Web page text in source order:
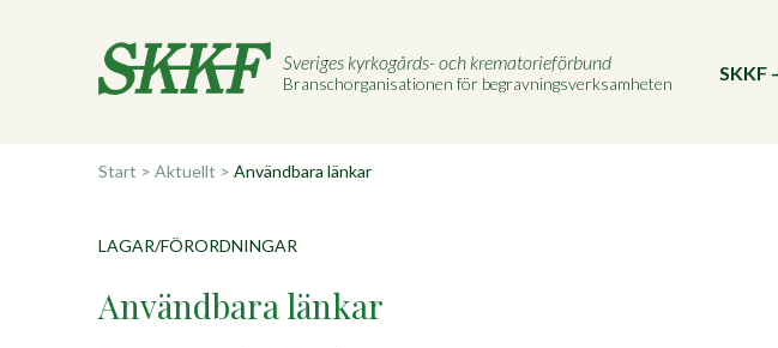
Sveriges kyrkogårds- och krematorieförbund
Branschorganisationen för begravningsverksamheten SKKF
Start > Aktuellt > Användbara länkar
LAGAR/FÖRORDNINGAR
Användbara länkar